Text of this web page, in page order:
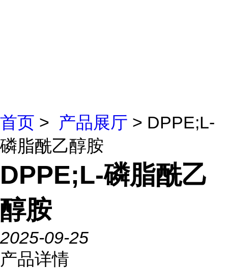
首页 > 产品展厅 > DPPE;L-
磷脂酰乙醇胺
DPPE;L-磷脂酰乙
醇胺
2025-09-25
产品详情